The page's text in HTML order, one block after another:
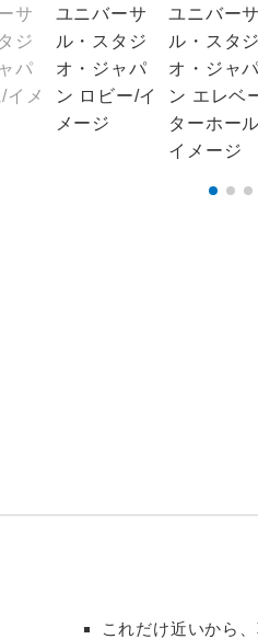
これだけ近いから